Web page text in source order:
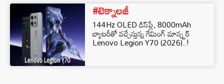
#టెక్నాలజీ
144Hz OLED డిస్‌ప్లే, 8000mAh
బ్యాటరీతో వచ్చేస్తున్న గేమింగ్ మాన్స్టర్
Lenovo Legion Y70 (2026)..!